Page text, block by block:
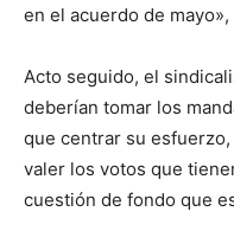
en el acuerdo de
Acto seguido, el
deberían tomar los
que centrar su
valer los votos que
cuestión de fondo que